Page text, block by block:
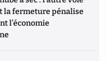
la fermeture pénalise
l’économie